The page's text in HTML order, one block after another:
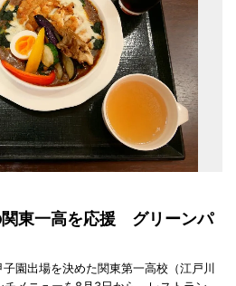
東一高を応援 グリーンパ
園出場を決めた関東第一高校（江戸川